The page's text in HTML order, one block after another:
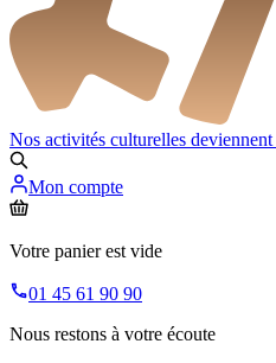
Nos activités culturelles deviennent
Mon compte
Votre panier est vide
01 45 61 90 90
Nous restons à votre écoute